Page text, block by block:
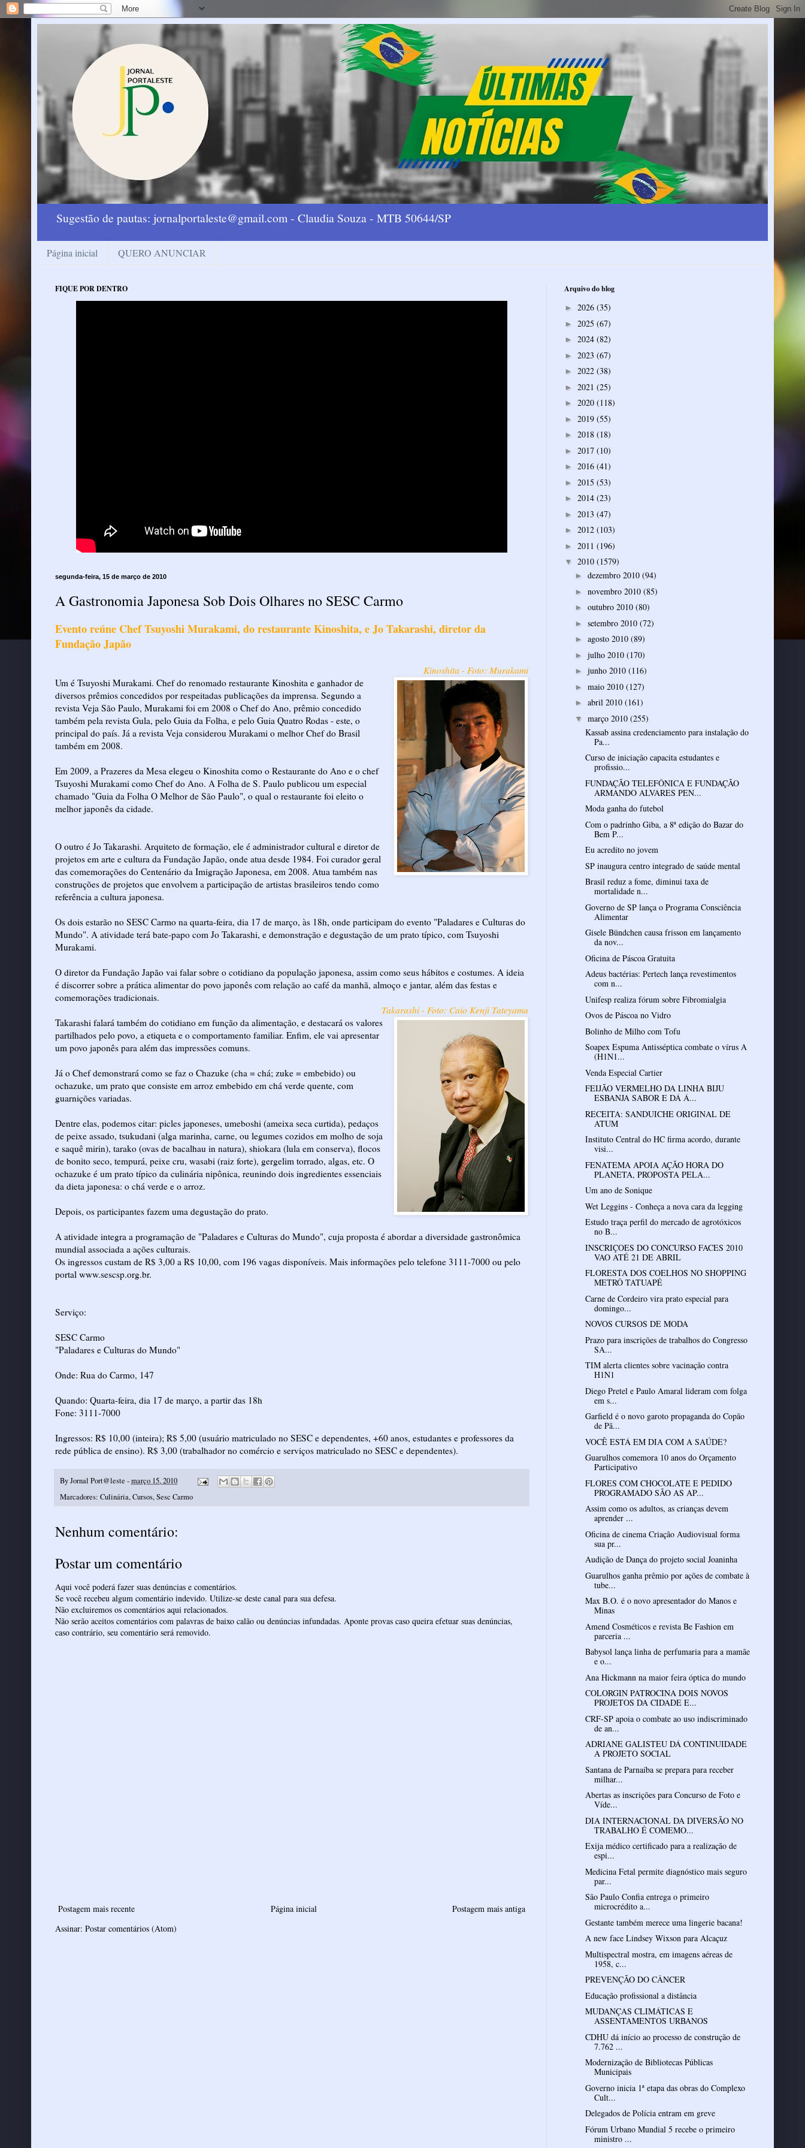
Sugestão de pautas: jornalportaleste@gmail.com - Claudia Souza - MTB 50644/SP
Página inicial QUERO ANUNCIAR
FIQUE POR DENTRO
segunda-feira, 15 de março de 2010
A Gastronomia Japonesa Sob Dois Olhares no SESC Carmo
Evento reúne Chef Tsuyoshi Murakami, do restaurante Kinoshita, e Jo Takarashi, diretor da
Fundação Japão
Kinoshita - Foto: Murakami
Um é Tsuyoshi Murakami. Chef do renomado restaurante Kinoshita e ganhador de
diversos prêmios concedidos por respeitadas publicações da imprensa. Segundo a
revista Veja São Paulo, Murakami foi em 2008 o Chef do Ano, prêmio concedido
também pela revista Gula, pelo Guia da Folha, e pelo Guia Quatro Rodas - este, o
principal do país. Já a revista Veja considerou Murakami o melhor Chef do Brasil
também em 2008.
Em 2009, a Prazeres da Mesa elegeu o Kinoshita como o Restaurante do Ano e o chef
Tsuyoshi Murakami como Chef do Ano. A Folha de S. Paulo publicou um especial
chamado "Guia da Folha O Melhor de São Paulo", o qual o restaurante foi eleito o
melhor japonês da cidade.
O outro é Jo Takarashi. Arquiteto de formação, ele é administrador cultural e diretor de
projetos em arte e cultura da Fundação Japão, onde atua desde 1984. Foi curador geral
das comemorações do Centenário da Imigração Japonesa, em 2008. Atua também nas
construções de projetos que envolvem a participação de artistas brasileiros tendo como
referência a cultura japonesa.
Os dois estarão no SESC Carmo na quarta-feira, dia 17 de março, às 18h, onde participam do evento "Paladares e Culturas do
Mundo". A atividade terá bate-papo com Jo Takarashi, e demonstração e degustação de um prato típico, com Tsuyoshi
Murakami.
O diretor da Fundação Japão vai falar sobre o cotidiano da população japonesa, assim como seus hábitos e costumes. A ideia
é discorrer sobre a prática alimentar do povo japonês com relação ao café da manhã, almoço e jantar, além das festas e
comemorações tradicionais.
Takarashi - Foto: Caio Kenji Tateyama
Takarashi falará também do cotidiano em função da alimentação, e destacará os valores
partilhados pelo povo, a etiqueta e o comportamento familiar. Enfim, ele vai apresentar
um povo japonês para além das impressões comuns.
Já o Chef demonstrará como se faz o Chazuke (cha = chá; zuke = embebido) ou
ochazuke, um prato que consiste em arroz embebido em chá verde quente, com
guarnições variadas.
Dentre elas, podemos citar: picles japoneses, umeboshi (ameixa seca curtida), pedaços
de peixe assado, tsukudani (alga marinha, carne, ou legumes cozidos em molho de soja
e saquê mirin), tarako (ovas de bacalhau in natura), shiokara (lula em conserva), flocos
de bonito seco, tempurá, peixe cru, wasabi (raiz forte), gergelim torrado, algas, etc. O
ochazuke é um prato típico da culinária nipônica, reunindo dois ingredientes essenciais
da dieta japonesa: o chá verde e o arroz.
Depois, os participantes fazem uma degustação do prato.
A atividade integra a programação de "Paladares e Culturas do Mundo", cuja proposta é abordar a diversidade gastronômica
mundial associada a ações culturais.
Os ingressos custam de R$ 3,00 a R$ 10,00, com 196 vagas disponíveis. Mais informações pelo telefone 3111-7000 ou pelo
portal www.sescsp.org.br.
Serviço:
SESC Carmo
"Paladares e Culturas do Mundo"
Onde: Rua do Carmo, 147
Quando: Quarta-feira, dia 17 de março, a partir das 18h
Fone: 3111-7000
Ingressos: R$ 10,00 (inteira); R$ 5,00 (usuário matriculado no SESC e dependentes, +60 anos, estudantes e professores da
rede pública de ensino). R$ 3,00 (trabalhador no comércio e serviços matriculado no SESC e dependentes).
ByJornal Port@leste -março 15, 2010
Marcadores: Culinária,Cursos,Sesc Carmo
Nenhum comentário:
Postar um comentário
Aqui você poderá fazer suas denúncias e comentários.
Se você recebeu algum comentário indevido. Utilize-se deste canal para sua defesa.
Não excluiremos os comentários aqui relacionados.
Não serão aceitos comentários com palavras de baixo calão ou denúncias infundadas. Aponte provas caso queira efetuar suas denúncias,
caso contrário, seu comentário será removido.
Postagem mais recente Postagem mais antiga
Página inicial
Assinar: Postar comentários (Atom)
Arquivo do blog
► 2026 (35)
► 2025 (67)
► 2024 (82)
► 2023 (67)
► 2022 (38)
► 2021 (25)
► 2020 (118)
► 2019 (55)
► 2018 (18)
► 2017 (10)
► 2016 (41)
► 2015 (53)
► 2014 (23)
► 2013 (47)
► 2012 (103)
► 2011 (196)
▼ 2010 (1579)
► dezembro 2010 (94)
► novembro 2010 (85)
► outubro 2010 (80)
► setembro 2010 (72)
► agosto 2010 (89)
► julho 2010 (170)
► junho 2010 (116)
► maio 2010 (127)
► abril 2010 (161)
▼ março 2010 (255)
Kassab assina credenciamento para instalação do
Pa...
Curso de iniciação capacita estudantes e
profissio...
FUNDAÇÃO TELEFÔNICA E FUNDAÇÃO
ARMANDO ALVARES PEN...
Moda ganha do futebol‏
Com o padrinho Giba, a 8ª edição do Bazar do
Bem P...
Eu acredito no jovem
SP inaugura centro integrado de saúde mental
Brasil reduz a fome, diminui taxa de
mortalidade n...
Governo de SP lança o Programa Consciência
Alimentar
Gisele Bündchen causa frisson em lançamento
da nov...
Oficina de Páscoa Gratuita
Adeus bactérias: Pertech lança revestimentos
com n...
Unifesp realiza fórum sobre Fibromialgia
Ovos de Páscoa no Vidro
Bolinho de Milho com Tofu
Soapex Espuma Antisséptica combate o vírus A
(H1N1...
Venda Especial Cartier
FEIJÃO VERMELHO DA LINHA BIJU
ESBANJA SABOR E DÁ Á...
RECEITA: SANDUICHE ORIGINAL DE
ATUM
Instituto Central do HC firma acordo, durante
visi...
FENATEMA APOIA AÇÃO HORA DO
PLANETA, PROPOSTA PELA...
Um ano de Sonique
Wet Leggins - Conheça a nova cara da legging
Estudo traça perfil do mercado de agrotóxicos
no B...
INSCRIÇOES DO CONCURSO FACES 2010
VAO ATÉ 21 DE ABRIL
FLORESTA DOS COELHOS NO SHOPPING
METRÔ TATUAPÉ
Carne de Cordeiro vira prato especial para
domingo...
NOVOS CURSOS DE MODA
Prazo para inscrições de trabalhos do Congresso
SA...
TIM alerta clientes sobre vacinação contra
H1N1
Diego Pretel e Paulo Amaral lideram com folga
em s...
Garfield é o novo garoto propaganda do Copão
de Pã...
VOCÊ ESTÁ EM DIA COM A SAÚDE?
Guarulhos comemora 10 anos do Orçamento
Participativo
FLORES COM CHOCOLATE E PEDIDO
PROGRAMADO SÃO AS AP...
Assim como os adultos, as crianças devem
aprender ...
Oficina de cinema Criação Audiovisual forma
sua pr...
Audição de Dança do projeto social Joaninha‏
Guarulhos ganha prêmio por ações de combate à
tube...
Max B.O. é o novo apresentador do Manos e
Minas
Amend Cosméticos e revista Be Fashion em
parceria ...
Babysol lança linha de perfumaria para a mamãe
e o...
Ana Hickmann na maior feira óptica do mundo
COLORGIN PATROCINA DOIS NOVOS
PROJETOS DA CIDADE E...
CRF-SP apoia o combate ao uso indiscriminado
de an...
ADRIANE GALISTEU DÁ CONTINUIDADE
A PROJETO SOCIAL
Santana de Parnaíba se prepara para receber
milhar...
Abertas as inscrições para Concurso de Foto e
Víde...
DIA INTERNACIONAL DA DIVERSÃO NO
TRABALHO É COMEMO...
Exija médico certificado para a realizaçăo de
espi...
Medicina Fetal permite diagnóstico mais seguro
par...
São Paulo Confia entrega o primeiro
microcrédito a...
Gestante também merece uma lingerie bacana!
A new face Lindsey Wixson para Alcaçuz
Multispectral mostra, em imagens aéreas de
1958, c...
PREVENÇÃO DO CÂNCER
Educação profissional a distância
MUDANÇAS CLIMÁTICAS E
ASSENTAMENTOS URBANOS
CDHU dá início ao processo de construção de
7.762 ...
Modernização de Bibliotecas Públicas
Municipais
Governo inicia 1ª etapa das obras do Complexo
Cult...
Delegados de Polícia entram em greve
Fórum Urbano Mundial 5 recebe o primeiro
ministro ...